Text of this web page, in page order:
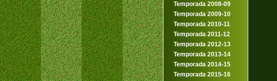
Temporada 2008-09
Temporada 2009-10
Temporada 2010-11
Temporada 2011-12
Temporada 2012-13
Temporada 2013-14
Temporada 2014-15
Temporada 2015-16